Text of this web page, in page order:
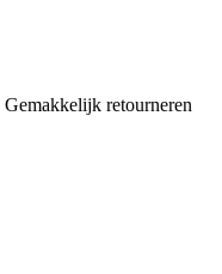
Gemakkelijk retourneren